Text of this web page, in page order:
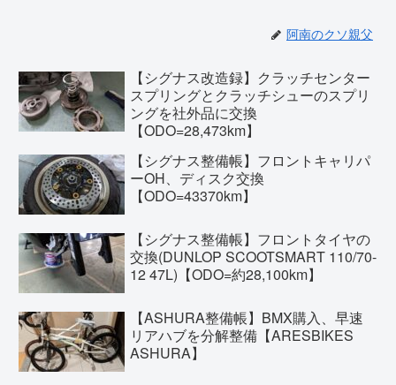
阿南のクソ親父
【シグナス改造録】クラッチセンター
スプリングとクラッチシューのスプリ
ングを社外品に交換
【ODO=28,473km】
【シグナス整備帳】フロントキャリパ
ーOH、ディスク交換
【ODO=43370km】
【シグナス整備帳】フロントタイヤの
交換(DUNLOP SCOOTSMART 110/70-
12 47L)【ODO=約28,100km】
【ASHURA整備帳】BMX購入、早速
リアハブを分解整備【ARESBIKES
ASHURA】